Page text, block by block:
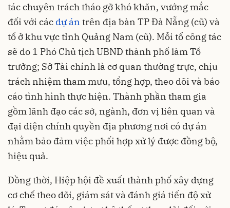
tác chuyên trách tháo gỡ khó khăn, vướng mắc
đối với các dự án trên địa bàn TP Đà Nẵng (cũ) và
tổ ở khu vực tỉnh Quảng Nam (cũ). Mỗi tổ công tác
sẽ do 1 Phó Chủ tịch UBND thành phố làm Tổ
trưởng; Sở Tài chính là cơ quan thường trực, chịu
trách nhiệm tham mưu, tổng hợp, theo dõi và báo
cáo tình hình thực hiện. Thành phần tham gia
gồm lãnh đạo các sở, ngành, đơn vị liên quan và
đại diện chính quyền địa phương nơi có dự án
nhằm bảo đảm việc phối hợp xử lý được đồng bộ,
hiệu quả.
Đồng thời, Hiệp hội đề xuất thành phố xây dựng
cơ chế theo dõi, giám sát và đánh giá tiến độ xử